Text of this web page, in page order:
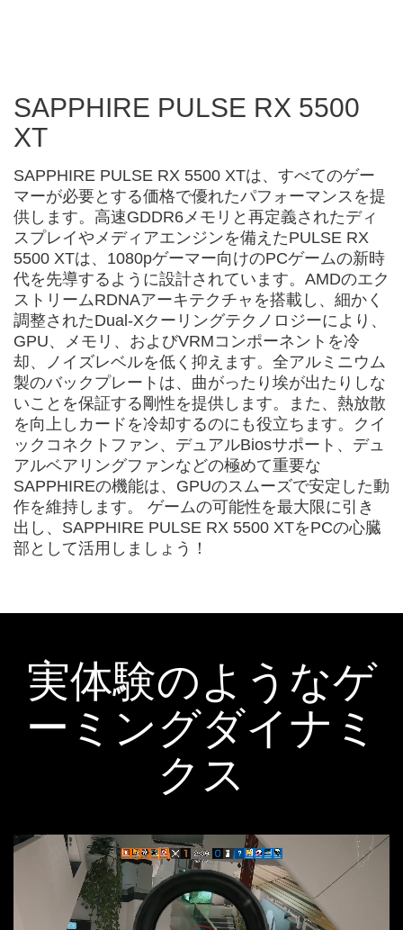
SAPPHIRE PULSE RX 5500
XT
SAPPHIRE PULSE RX 5500 XTは、すべてのゲー
マーが必要とする価格で優れたパフォーマンスを提
供します。高速GDDR6メモリと再定義されたディ
スプレイやメディアエンジンを備えたPULSE RX
5500 XTは、1080pゲーマー向けのPCゲームの新時
代を先導するように設計されています。AMDのエク
ストリームRDNAアーキテクチャを搭載し、細かく
調整されたDual-Xクーリングテクノロジーにより、
GPU、メモリ、およびVRMコンポーネントを冷
却、ノイズレベルを低く抑えます。全アルミニウム
製のバックプレートは、曲がったり埃が出たりしな
いことを保証する剛性を提供します。また、熱放散
を向上しカードを冷却するのにも役立ちます。クイ
ックコネクトファン、デュアルBiosサポート、デュ
アルベアリングファンなどの極めて重要な
SAPPHIREの機能は、GPUのスムーズで安定した動
作を維持します。 ゲームの可能性を最大限に引き
出し、SAPPHIRE PULSE RX 5500 XTをPCの心臓
部として活用しましょう！
実体験のようなゲ
ーミングダイナミ
クス